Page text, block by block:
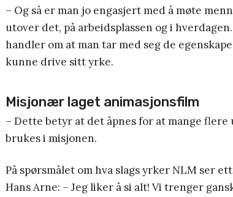
– Og så er man jo engasjert med å møte
utover det, på arbeidsplassen og i
handler om at man tar med seg de
kunne drive sitt yrke.
Misjonær laget animasjonsfilm
– Dette betyr at det åpnes for at mange
brukes i misjonen.
På spørsmålet om hva slags yrker NLM ser
Hans Arne: – Jeg liker å si alt! Vi trenger